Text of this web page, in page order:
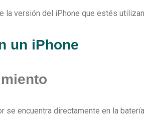
la versión del iPhone que estés
un iPhone
se encuentra directamente en la